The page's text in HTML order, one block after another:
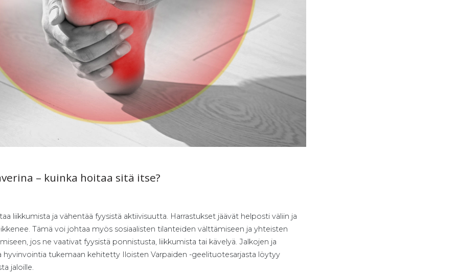
– kuin­ka hoi­taa si­tä it­se?
liikkumista ja vähentää fyysistä aktiivisuutta. Harrastukset jäävät helposti väliin ja
Tämä voi johtaa myös sosiaalisten tilanteiden välttämiseen ja yhteisten
jos ne vaativat fyysistä ponnistusta, liikkumista tai kävelyä. Jalkojen ja
hyvinvointia tukemaan kehitetty Iloisten Varpaiden -geelituotesarjasta löytyy
jaloille.